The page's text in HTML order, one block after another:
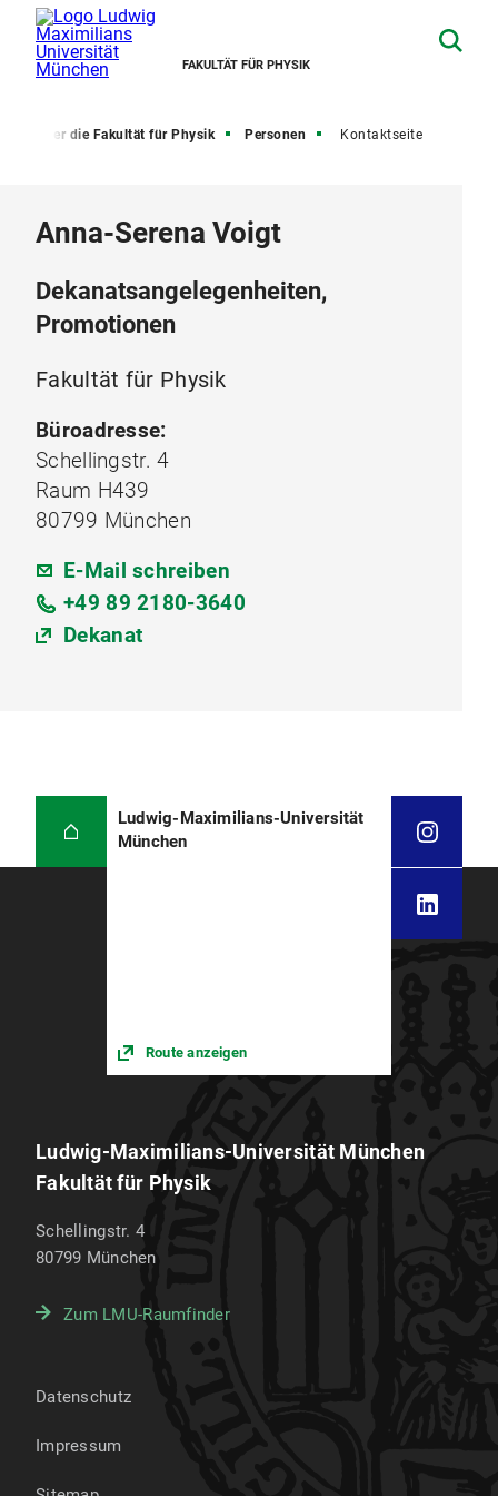
FAKULTÄT FÜR PHYSIK
Über die Fakultät für Physik Personen Kontaktseite
Anna-Serena Voigt
Dekanatsangelegenheiten,
Promotionen
Fakultät für Physik
Büroadresse:
Schellingstr. 4
Raum H439
80799 München
E-Mail schreiben
+49 89 2180-3640
Dekanat
Ludwig-Maximilians-Universität
München
Route anzeigen
Ludwig-Maximilians-Universität München
Fakultät für Physik
Schellingstr. 4
80799 München
Zum LMU-Raumfinder
Datenschutz
Impressum